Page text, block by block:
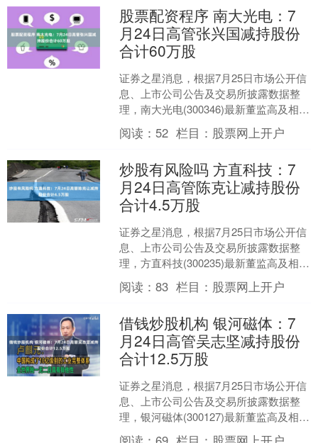
股票配资程序 南大光电：7
月24日高管张兴国减持股份
合计60万股
证券之星消息，根据7月25日市场公开信
息、上市公司公告及交易所披露数据整
理，南大光电(300346)最新董监高及相关
人员股份变动情况：2025年7月24日公司
董....
阅读： 52 栏目： 股票网上开户
炒股有风险吗 方直科技：7
月24日高管陈克让减持股份
合计4.5万股
证券之星消息，根据7月25日市场公开信
息、上市公司公告及交易所披露数据整
理，方直科技(300235)最新董监高及相关
人员股份变动情况：2025年7月24日公司
董....
阅读：83 栏目： 股票网上开户
借钱炒股机构 银河磁体：7
月24日高管吴志坚减持股份
合计12.5万股
证券之星消息，根据7月25日市场公开信
息、上市公司公告及交易所披露数据整
理，银河磁体(300127)最新董监高及相关
人员股份变动情况：2025年7月24日公司